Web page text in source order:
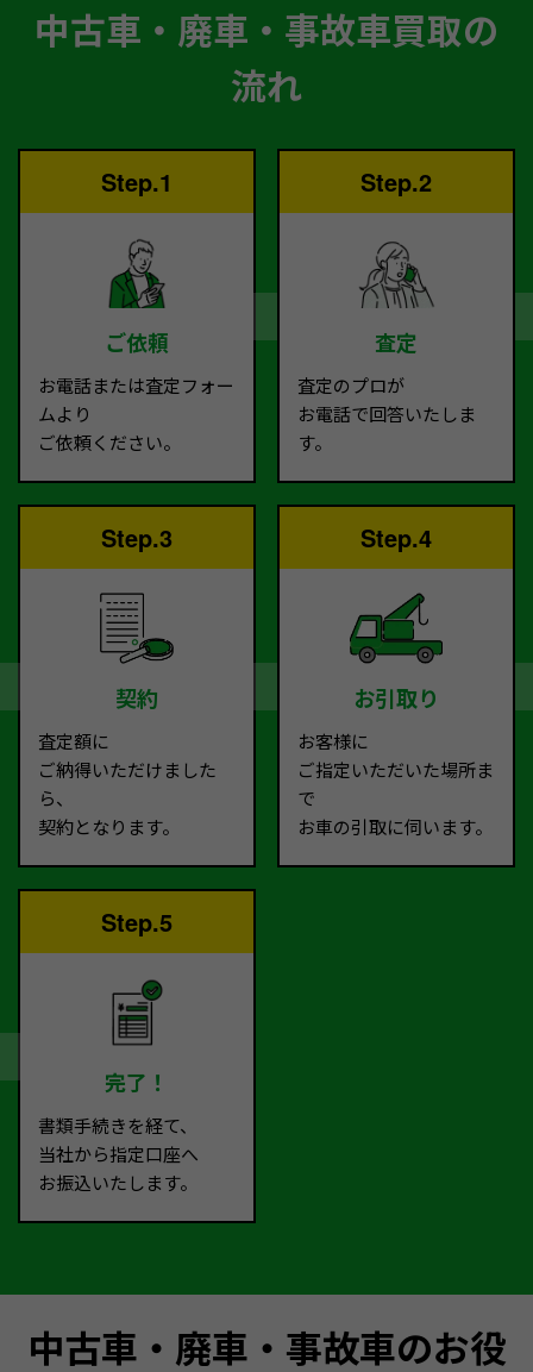
中古車・廃車・事故車買取の
流れ
Step.1
ご依頼
お電話または査定フォー
ムより
ご依頼ください。
Step.2
査定
査定のプロが
お電話で回答いたしま
す。
Step.3
契約
査定額に
ご納得いただけました
ら、
契約となります。
Step.4
お引取り
お客様に
ご指定いただいた場所ま
で
お車の引取に伺います。
Step.5
完了！
書類手続きを経て、
当社から指定口座へ
お振込いたします。
中古車・廃車・事故車のお役